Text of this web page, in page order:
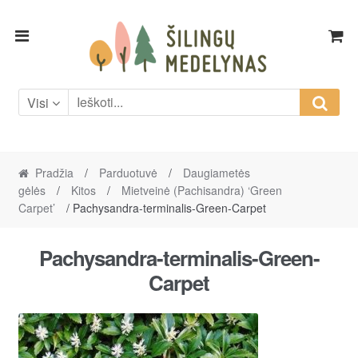
Skip
Skip
Visi
Pradžia / Parduotuvė /
Daugiametės
gėlės
/ Kitos /
Mietveinė (Pachisandra) ‘Green
Carpet’
/ Pachysandra-terminalis-Green-Carpet
Pachysandra-terminalis-Green-
Carpet